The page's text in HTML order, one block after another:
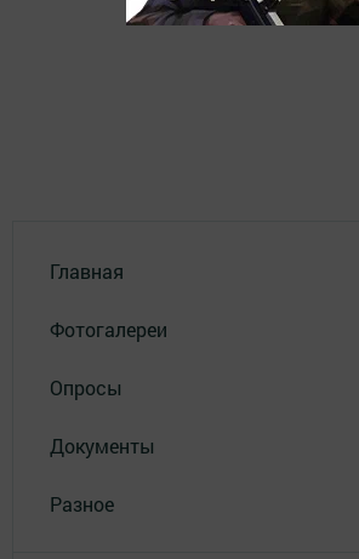
Главная
Фотогалереи
Опросы
Документы
Разное